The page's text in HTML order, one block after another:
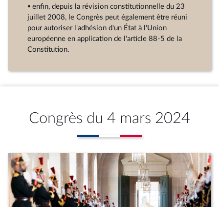
▪ enfin, depuis la révision constitutionnelle du 23
juillet 2008, le Congrès peut également être réuni
pour autoriser l'adhésion d'un État à l'Union
européenne en application de l'article 88-5 de la
Constitution.
Congrès du 4 mars 2024